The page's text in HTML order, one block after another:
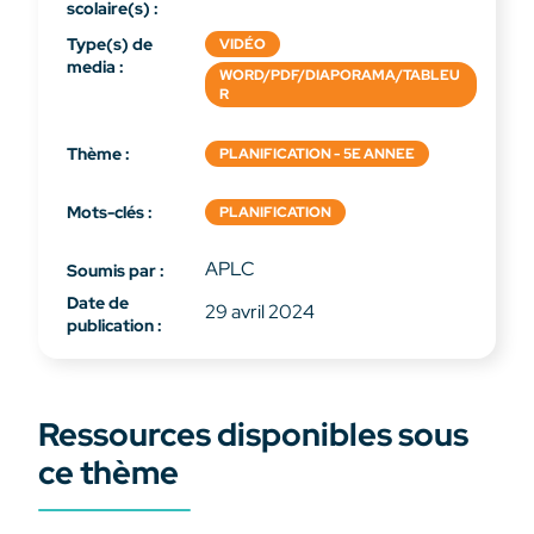
scolaire(s) :
Type(s) de
media :
VIDÉO
WORD/PDF/DIAPORAMA/TABLEU
R
Thème : PLANIFICATION - 5E ANNEE
Mots-clés : PLANIFICATION
Soumis par : APLC
Date de
publication :
29 avril 2024
Ressources disponibles sous
ce thème